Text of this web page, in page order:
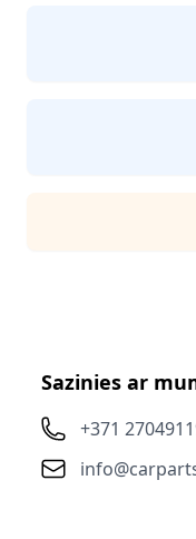
Sazinies ar
+371